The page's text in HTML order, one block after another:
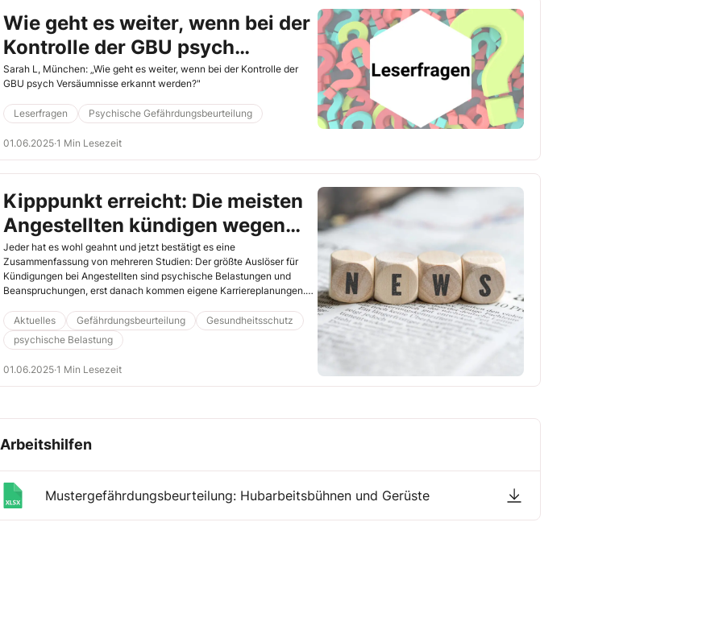
Wie geht es weiter, wenn bei der
Kontrolle der GBU psych
Versäumnisse erkannt werden?
Sarah L, München: „Wie geht es weiter, wenn bei der Kontrolle der
GBU psych Versäumnisse erkannt werden?"
Leserfragen Psychische Gefährdungsbeurteilung
01.06.2025·1 Min Lesezeit
Kipppunkt erreicht: Die meisten
Angestellten kündigen wegen
psychischer Belastung
Jeder hat es wohl geahnt und jetzt bestätigt es eine
Zusammenfassung von mehreren Studien: Der größte Auslöser für
Kündigungen bei Angestellten sind psychische Belastungen und
Beanspruchungen, erst danach kommen eigene Karriereplanungen.
nicht aber die direkten Führungskräfte, sondern die obereren
Hierarchien. Für den Ablauf der psychischen Gefährdungsbeurteilung
hat das immense Auswirkungen – den entscheidenden Punkt
Aktuelles Gefährdungsbeurteilung
Gesundheitsschutz
psychische Belastung
01.06.2025·1 Min Lesezeit
Arbeitshilfen
Mustergefährdungsbeurteilung: Hubarbeitsbühnen und Gerüste